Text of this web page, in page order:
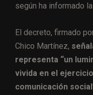
según ha informado
El decreto, firmado
Chico Martínez,
representa “un
vivida en el
comunicación